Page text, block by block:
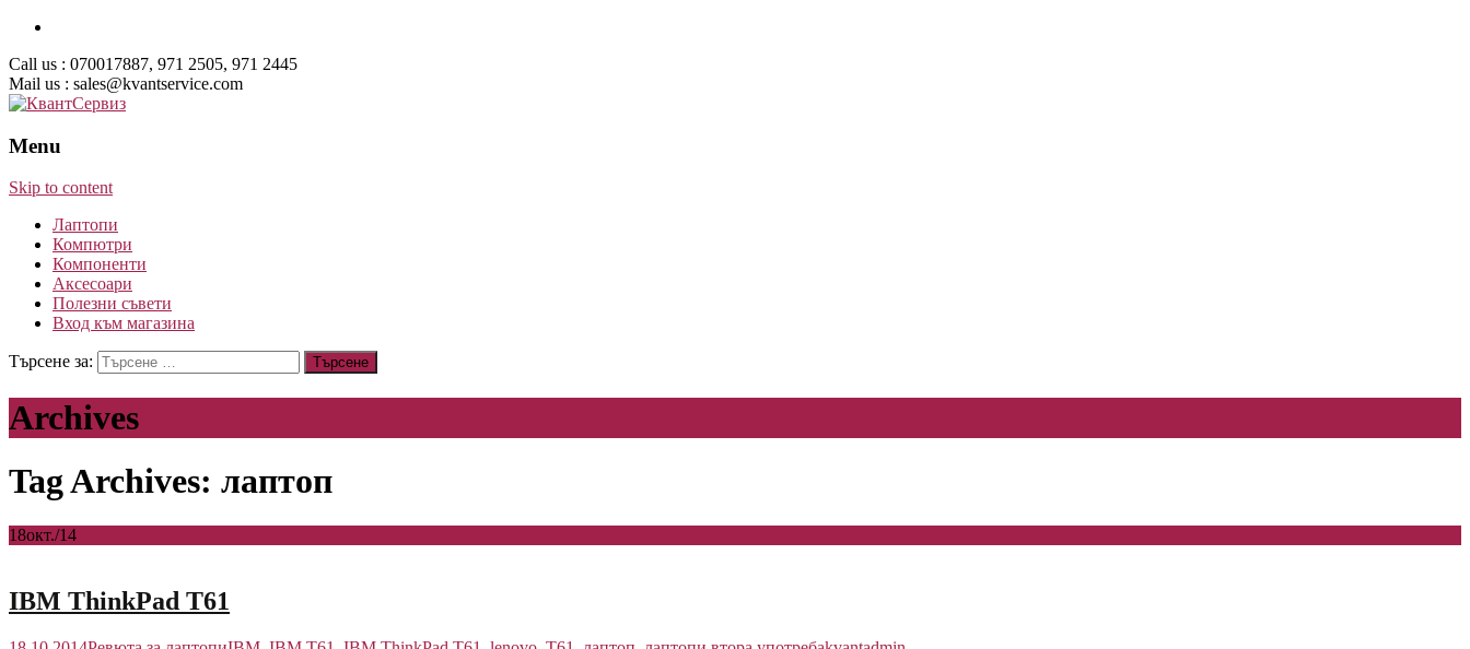
Call us : 070017887, 971 2505, 971 2445
Mail us : sales@kvantservice.com
Menu
Skip to content
Лаптопи
Компютри
Компоненти
Аксесоари
Полезни съвети
Вход към магазина
Търсене за:
Archives
Tag Archives: лаптоп
18окт./14
IBM ThinkPad T61